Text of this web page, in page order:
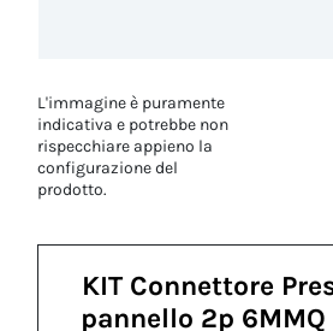
L'immagine è puramente
indicativa e potrebbe non
rispecchiare appieno la
configurazione del
prodotto.
KIT Connettore
pannello 2p